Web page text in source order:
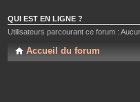
QUI EST EN LIGNE ?
Utilisateurs parcourant ce forum :
Accueil du forum